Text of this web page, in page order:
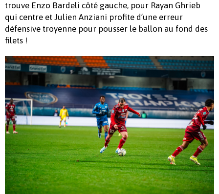
trouve Enzo Bardeli côté gauche, pour Rayan Ghrieb
qui centre et Julien Anziani profite d’une erreur
défensive troyenne pour pousser le ballon au fond des
filets !